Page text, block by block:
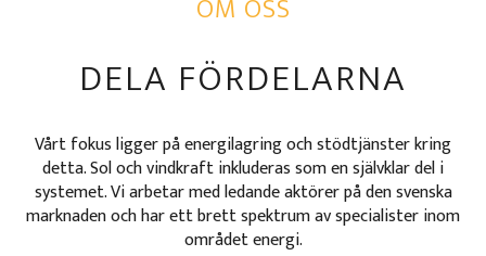
OM OSS
DELA FÖRDELARNA
Vårt fokus ligger på energilagring och stödtjänster kring
detta. Sol och vindkraft inkluderas som en självklar del i
systemet. Vi arbetar med ledande aktörer på den svenska
marknaden och har ett brett spektrum av specialister inom
området energi.